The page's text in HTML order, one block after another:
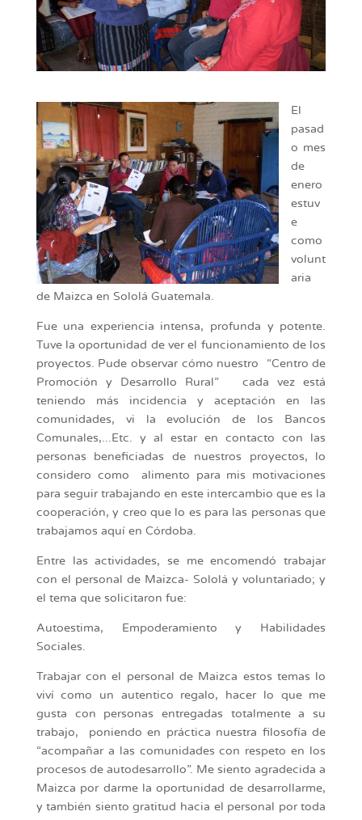
El
pasad
o mes
de
enero
estuv
e
como
volunt
aria
de Maizca en Sololá Guatemala.
Fue una experiencia intensa, profunda y potente.
Tuve la oportunidad de ver el funcionamiento de los
proyectos. Pude observar cómo nuestro “Centro de
Promoción y Desarrollo Rural” cada vez está
teniendo más incidencia y aceptación en las
comunidades, vi la evolución de los Bancos
Comunales,...Etc. y al estar en contacto con las
personas beneficiadas de nuestros proyectos, lo
considero como alimento para mis motivaciones
para seguir trabajando en este intercambio que es la
cooperación, y creo que lo es para las personas que
trabajamos aquí en Córdoba.
Entre las actividades, se me encomendó trabajar
con el personal de Maizca- Sololá y voluntariado; y
el tema que solicitaron fue:
Autoestima, Empoderamiento y Habilidades
Sociales.
Trabajar con el personal de Maizca estos temas lo
viví como un autentico regalo, hacer lo que me
gusta con personas entregadas totalmente a su
trabajo, poniendo en práctica nuestra filosofía de
“acompañar a las comunidades con respeto en los
procesos de autodesarrollo”. Me siento agradecida a
Maizca por darme la oportunidad de desarrollarme,
y también siento gratitud hacia el personal por toda